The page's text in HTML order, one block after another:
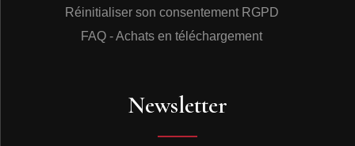
Réinitialiser son consentement RGPD
FAQ - Achats en téléchargement
Newsletter